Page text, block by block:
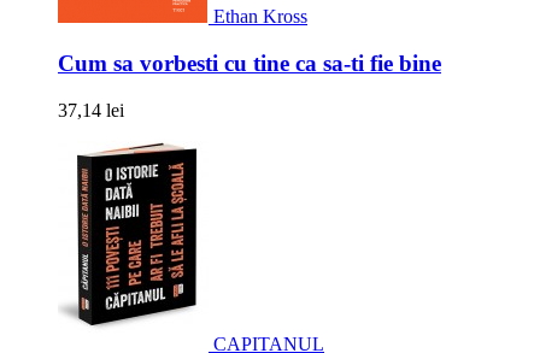
Ethan Kross
Cum sa vorbesti cu tine ca sa-ti fie bine
37,14 lei
CAPITANUL